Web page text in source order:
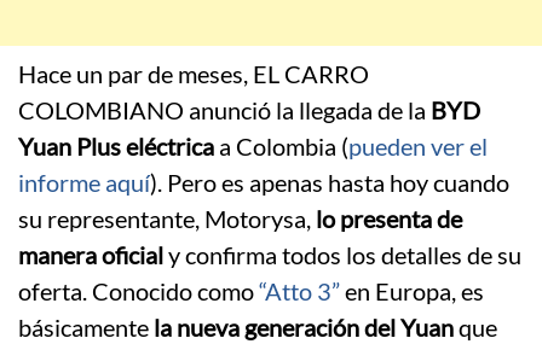
Hace un par de meses, EL CARRO
COLOMBIANO anunció la llegada de la BYD
Yuan Plus eléctrica a Colombia (pueden ver el
informe aquí). Pero es apenas hasta hoy cuando
su representante, Motorysa, lo presenta de
manera oficialy confirma todos los detalles de su
oferta. Conocido como“Atto 3”en Europa, es
básicamente la nueva generación del Yuanque